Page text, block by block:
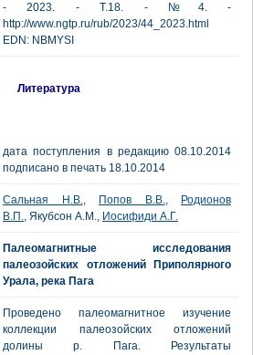
- 2023. - Т.18. - №4. -
http://www.ngtp.ru/rub/2023/44_2023.html
EDN: NBMYSI
Литература
дата поступления в редакцию 08.10.2014
подписано в печать 18.10.2014
Сальная Н.В., Попов В.В.,
Родионов
В.П., Якубсон А.М., Иосифиди А.Г.
Палеомагнитные исследования
палеозойских отложений Приполярного
Урала, река Пага
Проведено палеомагнитное изучение
коллекции палеозойских отложений
долины р. Пага. Результаты